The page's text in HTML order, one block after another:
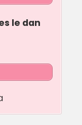
le dan